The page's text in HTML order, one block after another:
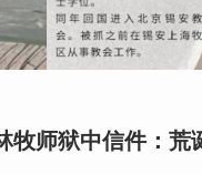
牧师狱中信件：荒